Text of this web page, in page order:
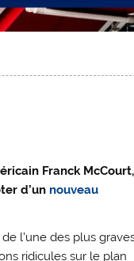
Franck McCourt,
d’un nouveau
l’une des plus
ridicules sur le plan